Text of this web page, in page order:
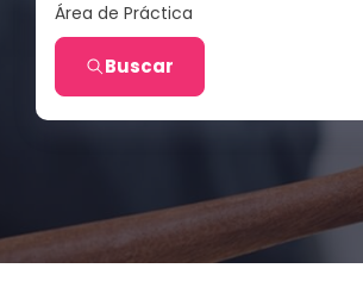
Área de Práctica
Buscar